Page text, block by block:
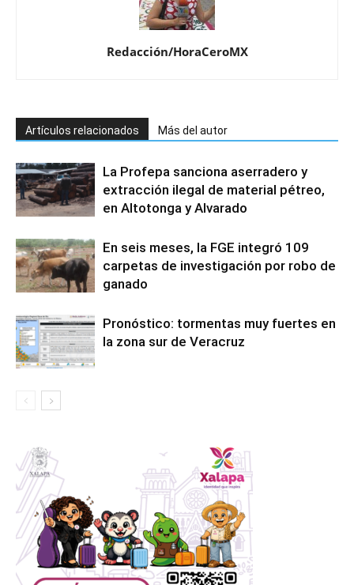
Redacción/HoraCeroMX
Artículos relacionados Más del autor
La Profepa sanciona aserradero y
extracción ilegal de material pétreo,
en Altotonga y Alvarado
En seis meses, la FGE integró 109
carpetas de investigación por robo de
ganado
Pronóstico: tormentas muy fuertes en
la zona sur de Veracruz